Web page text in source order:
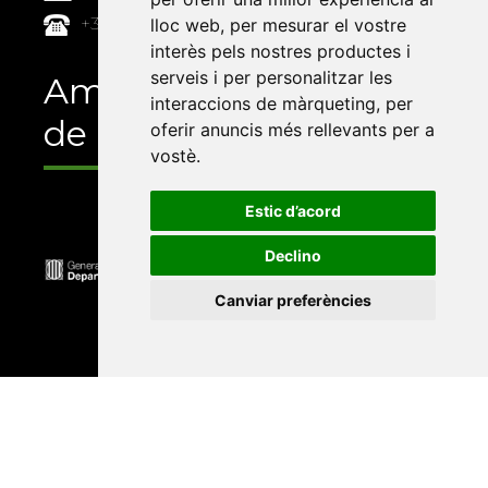
lloc web, per mesurar el vostre
interès pels nostres productes i
serveis i per personalitzar les
interaccions de màrqueting, per
oferir anuncis més rellevants per a
vostè.
Estic d’acord
Declino
Canviar preferències
+34 964 72 89 93
Amb el suport
de